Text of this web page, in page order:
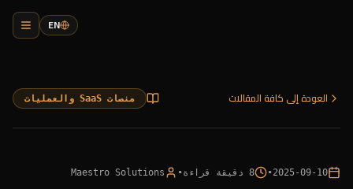
EN
العودة إلى كافة المقالات منصات SaaS والعمليات
2025-09-10
•
8 دقيقة قراءة•
Maestro Solutions